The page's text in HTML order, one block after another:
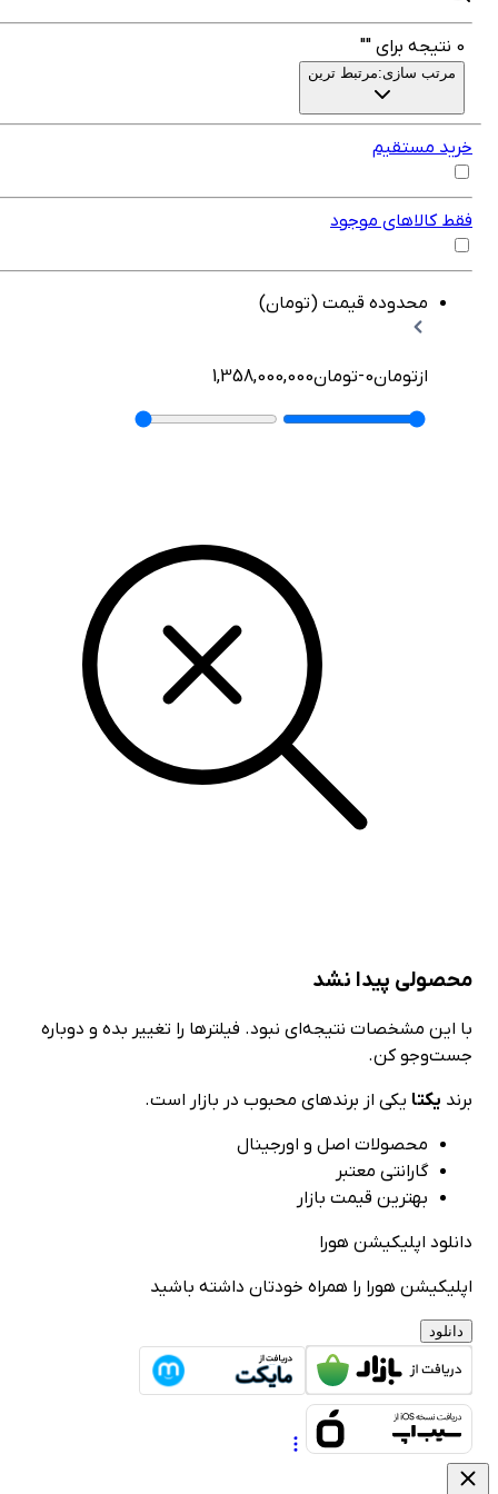
برای""
سازی:مرتبط ترین
مستقیم
کالاهای موجود
محدوده قیمت (تومان)
تومان0
-تومان1,358,000,000
پیدا نشد
مشخصات نتیجه‌ای نبود. فیلترها را تغییر بده و دوباره
کن.
یکتایکی از برندهای محبوب در بازار است.
محصولات اصل و اورجینال
گارانتی معتبر
بهترین قیمت بازار
اپلیکیشن هورا
هورا را همراه خودتان داشته باشید